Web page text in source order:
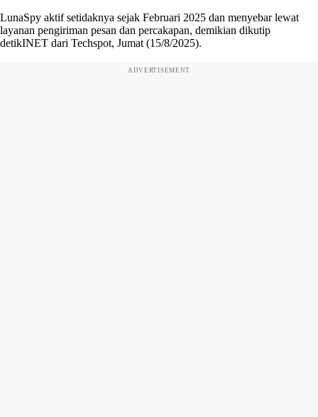
LunaSpy aktif setidaknya sejak Februari 2025 dan menyebar lewat
layanan pengiriman pesan dan percakapan, demikian dikutip
detikINET dari Techspot, Jumat (15/8/2025).
ADVERTISEMENT